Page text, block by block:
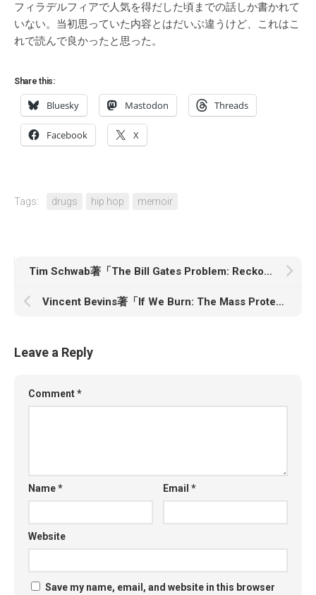
フィラデルフィアで人気を得だした頃までの話しか書かれて
いない。当初思っていた内容とはだいぶ違うけど、これはこ
れで読んで良かったと思った。
Share this:
Bluesky Mastodon Threads
Facebook X
Tags: drugs hip hop memoir
Tim Schwab著「The Bill Gates Problem: Reckoning With the Myth of the Good Billionaire」
Vincent Bevins著「If We Burn: The Mass Protest Decade and the Missing Revolution」
Leave a Reply
Comment*
Name* Email*
Website
Save my name, email, and website in this browser